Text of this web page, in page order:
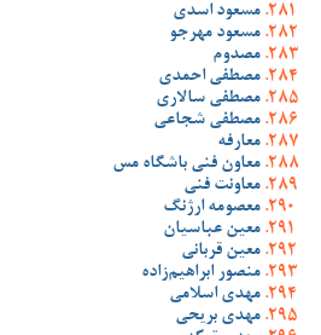
مسعود اسدی
مسعود مهرجو
مصدوم
مصطفی احمدی
مصطفی سالاری
مصطفی شجاعی
معارفه
معاون فنی باشگاه مس
معاونت فنی
معصومه ارژنگ
معین عباسیان
معین قربانی
منصور ابراهیم‌زاده
مهدی اسلامی
مهدی بریحی